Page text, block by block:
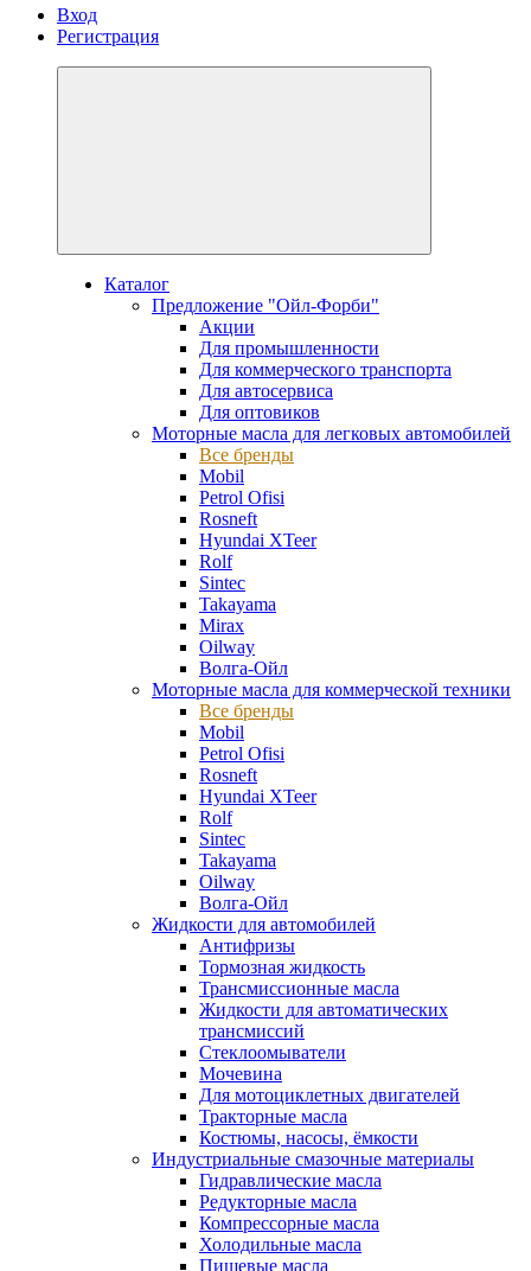
Вход
Регистрация
Каталог
Предложение "Ойл-Форби"
Акции
Для промышленности
Для коммерческого транспорта
Для автосервиса
Для оптовиков
Моторные масла для легковых автомобилей
Все бренды
Mobil
Petrol Ofisi
Rosneft
Hyundai XTeer
Rolf
Sintec
Takayama
Mirax
Oilway
Волга-Ойл
Моторные масла для коммерческой техники
Все бренды
Mobil
Petrol Ofisi
Rosneft
Hyundai XTeer
Rolf
Sintec
Takayama
Oilway
Волга-Ойл
Жидкости для автомобилей
Антифризы
Тормозная жидкость
Трансмиссионные масла
Жидкости для автоматических
трансмиссий
Стеклоомыватели
Мочевина
Для мотоциклетных двигателей
Тракторные масла
Костюмы, насосы, ёмкости
Индустриальные смазочные материалы
Гидравлические масла
Редукторные масла
Компрессорные масла
Холодильные масла
Пищевые масла